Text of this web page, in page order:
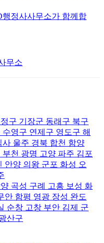
행정사사무소가 함께합
구 기장군 동래구 북구
영구 연제구 영도구 해
울주 경북 합천 함양
천 광명 고양 파주 김포
안양 의왕 군포 화성 오
곡성 구례 고흥 보성 화
안 함평 영광 장성 완도
순창 고창 부안 김제 군
산구